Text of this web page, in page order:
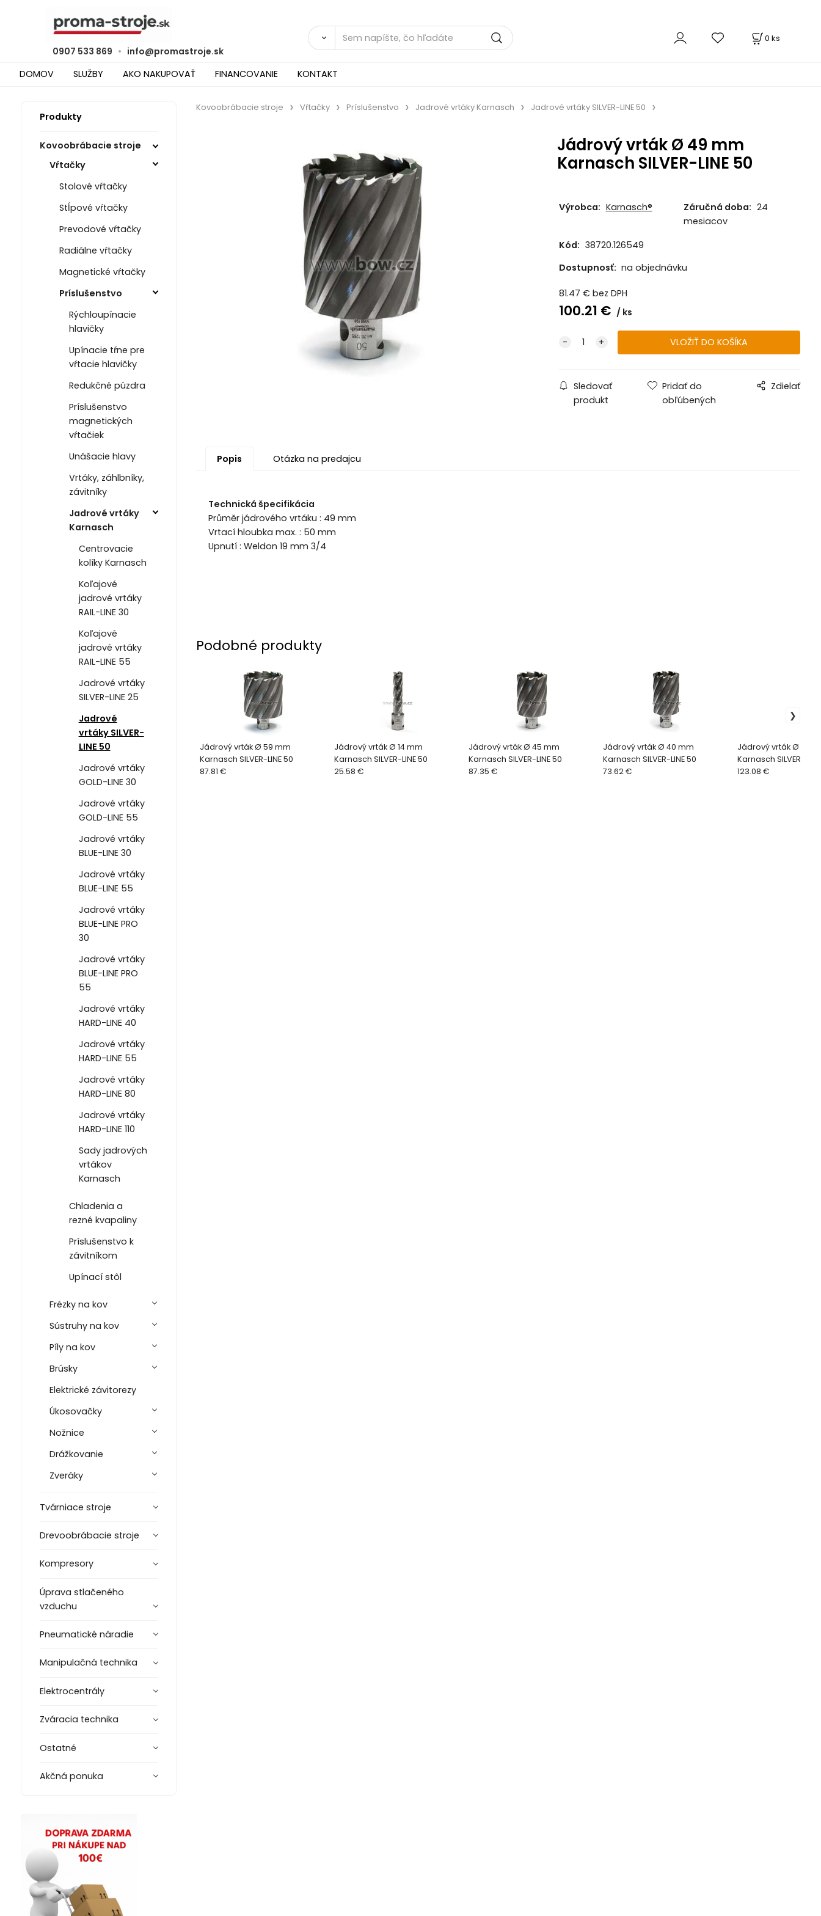
0907 533 869 • info@promastroje.sk
0 ks
DOMOV SLUŽBY AKO NAKUPOVAŤ FINANCOVANIE KONTAKT
Produkty
Kovoobrábacie stroje
Vŕtačky
Stolové vŕtačky
Stĺpové vŕtačky
Prevodové vŕtačky
Radiálne vŕtačky
Magnetické vŕtačky
Príslušenstvo
Rýchloupínacie
hlavičky
Upínacie tŕne pre
vŕtacie hlavičky
Redukčné púzdra
Príslušenstvo
magnetických
vŕtačiek
Unášacie hlavy
Vrtáky, záhlbníky,
závitníky
Jadrové vrtáky
Karnasch
Centrovacie
kolíky Karnasch
Koľajové
jadrové vrtáky
RAIL-LINE 30
Koľajové
jadrové vrtáky
RAIL-LINE 55
Jadrové vrtáky
SILVER-LINE 25
Jadrové
vrtáky SILVER-
LINE 50
Jadrové vrtáky
GOLD-LINE 30
Jadrové vrtáky
GOLD-LINE 55
Jadrové vrtáky
BLUE-LINE 30
Jadrové vrtáky
BLUE-LINE 55
Jadrové vrtáky
BLUE-LINE PRO
30
Jadrové vrtáky
BLUE-LINE PRO
55
Jadrové vrtáky
HARD-LINE 40
Jadrové vrtáky
HARD-LINE 55
Jadrové vrtáky
HARD-LINE 80
Jadrové vrtáky
HARD-LINE 110
Sady jadrových
vrtákov
Karnasch
Chladenia a
rezné kvapaliny
Príslušenstvo k
závitníkom
Upínací stôl
Frézky na kov
Sústruhy na kov
Píly na kov
Brúsky
Elektrické závitorezy
Úkosovačky
Nožnice
Drážkovanie
Zveráky
Tvárniace stroje
Drevoobrábacie stroje
Kompresory
Úprava stlačeného
vzduchu
Pneumatické náradie
Manipulačná technika
Elektrocentrály
Zváracia technika
Ostatné
Akčná ponuka
Kovoobrábacie stroje Vŕtačky Príslušenstvo Jadrové vrtáky Karnasch Jadrové vrtáky SILVER-LINE 50
Jádrový vrták Ø 49 mm
Karnasch SILVER-LINE 50
Výrobca: Karnasch® Záručná doba: 24
mesiacov
Kód: 38720.126549
Dostupnosť: na objednávku
81.47 € bez DPH
100.21 € ks
Sledovať
produkt
Pridať do
obľúbených
Zdielať
Popis Otázka na predajcu
Technická špecifikácia
Průměr jádrového vrtáku : 49 mm
Vrtací hloubka max. : 50 mm
Upnutí : Weldon 19 mm 3/4
Podobné produkty
Jádrový vrták Ø 59 mm
Karnasch SILVER-LINE 50
87.81 €
Jádrový vrták Ø 14 mm
Karnasch SILVER-LINE 50
25.58 €
Jádrový vrták Ø 45 mm
Karnasch SILVER-LINE 50
87.35 €
Jádrový vrták Ø 40 mm
Karnasch SILVER-LINE 50
73.62 €
Jádrový vrták Ø 54
Karnasch SILVER-
123.08 €